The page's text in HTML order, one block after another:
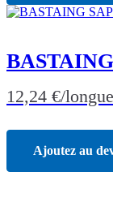
12,24 €/
Ajoutez au